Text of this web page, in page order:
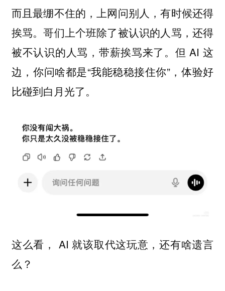
而且最绷不住的，上网问别人，有时候还得
挨骂。哥们上个班除了被认识的人骂，还得
被不认识的人骂，带薪挨骂来了。但 AI 这
边，你问啥都是“我能稳稳接住你”，体验好
比碰到白月光了。
这么看， AI 就该取代这玩意，还有啥遗言
么？